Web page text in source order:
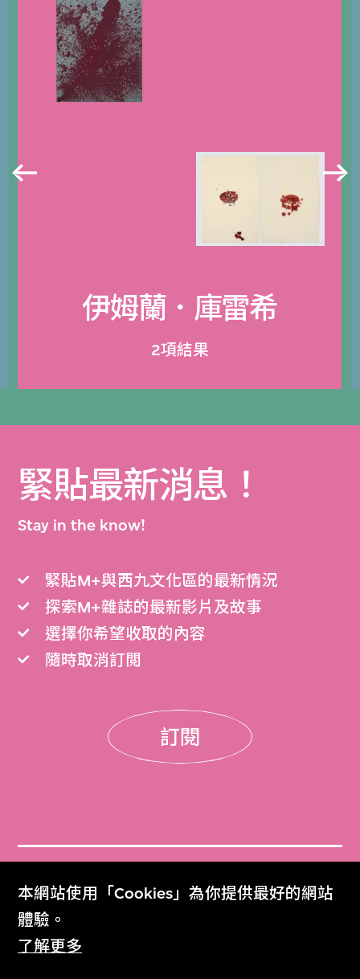
本網站使用「Cookies」為你提供最好的網站
體驗。
了解更多
伊姆蘭．庫雷希
2項結果
緊貼最新消息！
Stay in the know!
緊貼M+與西九文化區的最新情況
探索M+雜誌的最新影片及故事
選擇你希望收取的內容
隨時取消訂閲
訂閱
門票
Get Tickets
M+雜誌